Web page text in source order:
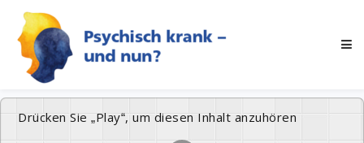
Drücken Sie „Play“, um diesen Inhalt anzuhören